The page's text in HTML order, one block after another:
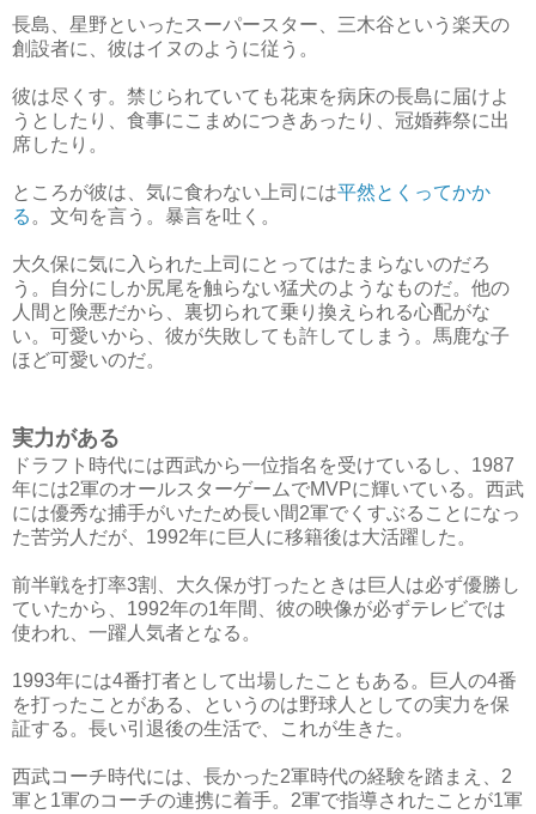
長島、星野といったスーパースター、三木谷という楽天の
創設者に、彼はイヌのように従う。
彼は尽くす。禁じられていても花束を病床の長島に届けよ
うとしたり、食事にこまめにつきあったり、冠婚葬祭に出
席したり。
ところが彼は、気に食わない上司には平然とくってかか
る 。文句を言う。暴言を吐く。
大久保に気に入られた上司にとってはたまらないのだろ
う。自分にしか尻尾を触らない猛犬のようなものだ。他の
人間と険悪だから、裏切られて乗り換えられる心配がな
い。可愛いから、彼が失敗しても許してしまう。馬鹿な子
ほど可愛いのだ。
実力がある
ドラフト時代には西武から一位指名を受けているし、1987
年には2軍のオールスターゲームでMVPに輝いている。西武
には優秀な捕手がいたため長い間2軍でくすぶることになっ
た苦労人だが、1992年に巨人に移籍後は大活躍した。
前半戦を打率3割、大久保が打ったときは巨人は必ず優勝し
ていたから、1992年の1年間、彼の映像が必ずテレビでは
使われ、一躍人気者となる。
1993年には4番打者として出場したこともある。巨人の4番
を打ったことがある、というのは野球人としての実力を保
証する。長い引退後の生活で、これが生きた。
西武コーチ時代には、長かった2軍時代の経験を踏まえ、2
軍と1軍のコーチの連携に着手。2軍で指導されたことが1軍